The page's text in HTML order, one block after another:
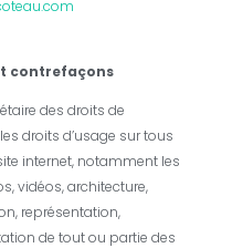
contrefaçons
des droits de
droits d’usage sur tous
internet, notamment les
vidéos, architecture,
représentation,
de tout ou partie des